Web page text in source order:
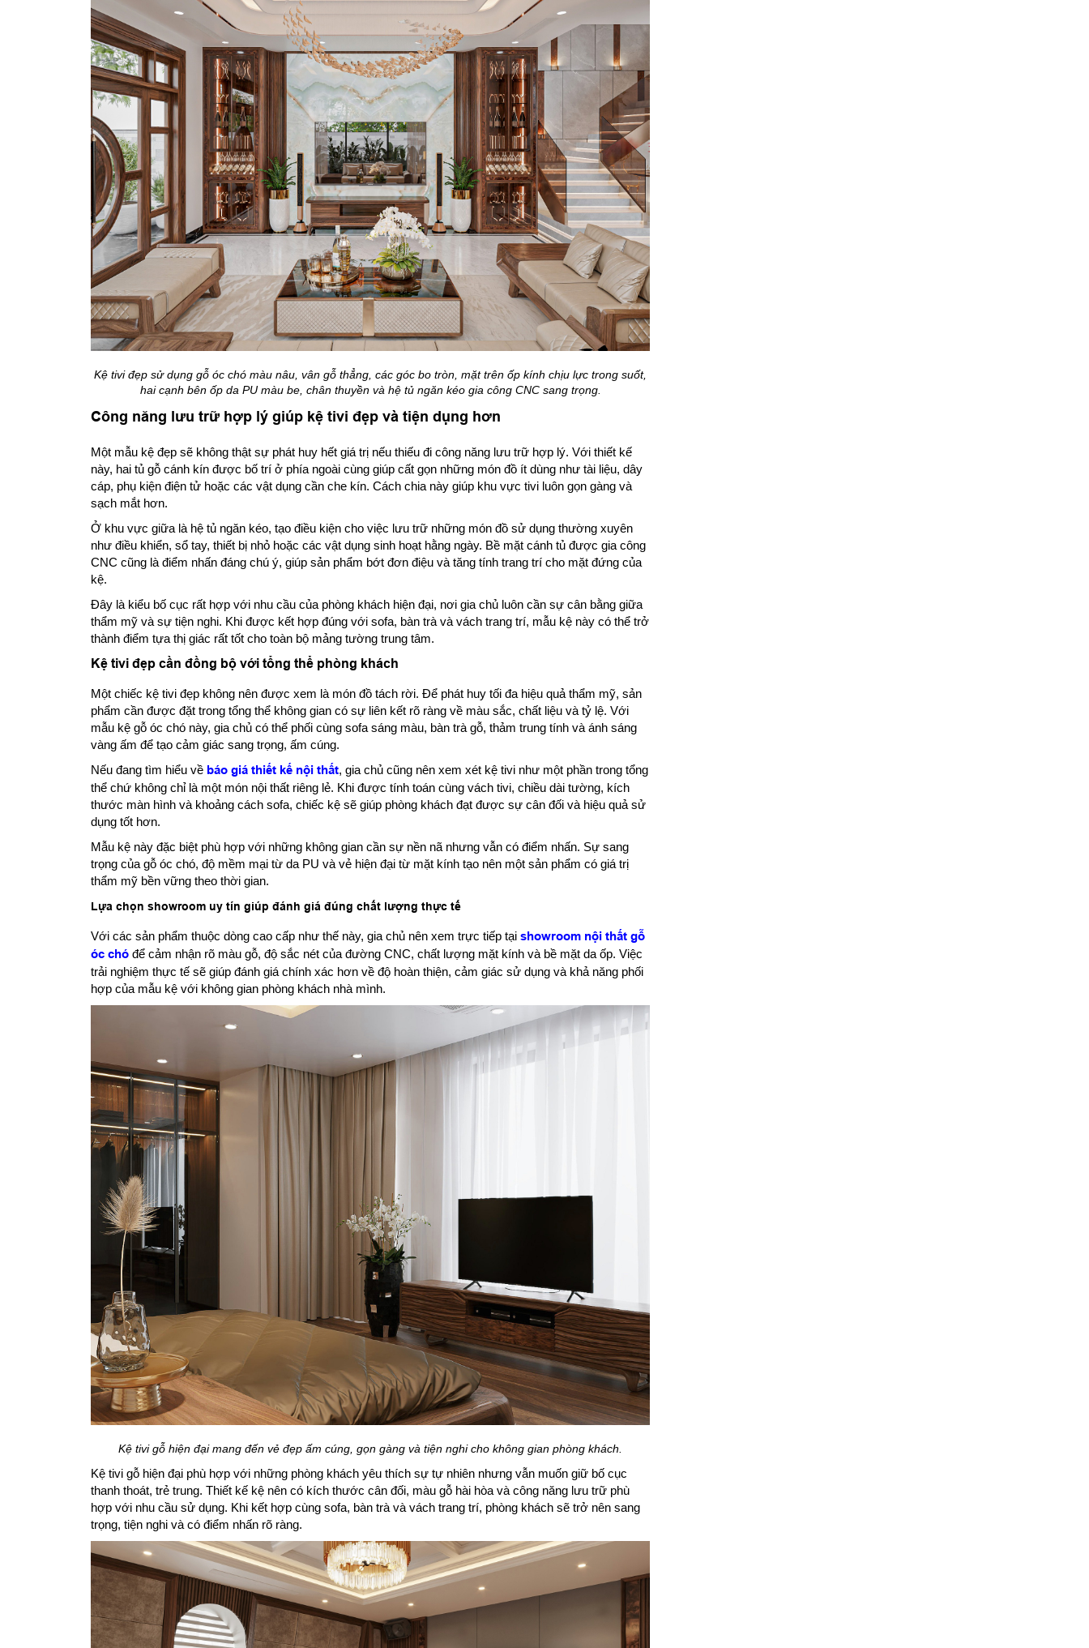
Kệ tivi đẹp sử dụng gỗ óc chó màu nâu, vân gỗ thẳng, các góc bo tròn, mặt trên ốp kính chịu lực trong suốt,
hai cạnh bên ốp da PU màu be, chân thuyền và hệ tủ ngăn kéo gia công CNC sang trọng.
Công năng lưu trữ hợp lý giúp kệ tivi đẹp và tiện dụng hơn
Một mẫu kệ đẹp sẽ không thật sự phát huy hết giá trị nếu thiếu đi công năng lưu trữ hợp lý. Với thiết kế
này, hai tủ gỗ cánh kín được bố trí ở phía ngoài cùng giúp cất gọn những món đồ ít dùng như tài liệu, dây
cáp, phụ kiện điện tử hoặc các vật dụng cần che kín. Cách chia này giúp khu vực tivi luôn gọn gàng và
sạch mắt hơn.
Ở khu vực giữa là hệ tủ ngăn kéo, tạo điều kiện cho việc lưu trữ những món đồ sử dụng thường xuyên
như điều khiển, sổ tay, thiết bị nhỏ hoặc các vật dụng sinh hoạt hằng ngày. Bề mặt cánh tủ được gia công
CNC cũng là điểm nhấn đáng chú ý, giúp sản phẩm bớt đơn điệu và tăng tính trang trí cho mặt đứng của
kệ.
Đây là kiểu bố cục rất hợp với nhu cầu của phòng khách hiện đại, nơi gia chủ luôn cần sự cân bằng giữa
thẩm mỹ và sự tiện nghi. Khi được kết hợp đúng với sofa, bàn trà và vách trang trí, mẫu kệ này có thể trở
thành điểm tựa thị giác rất tốt cho toàn bộ mảng tường trung tâm.
Kệ tivi đẹp cần đồng bộ với tổng thể phòng khách
Một chiếc kệ tivi đẹp không nên được xem là món đồ tách rời. Để phát huy tối đa hiệu quả thẩm mỹ, sản
phẩm cần được đặt trong tổng thể không gian có sự liên kết rõ ràng về màu sắc, chất liệu và tỷ lệ. Với
mẫu kệ gỗ óc chó này, gia chủ có thể phối cùng sofa sáng màu, bàn trà gỗ, thảm trung tính và ánh sáng
vàng ấm để tạo cảm giác sang trọng, ấm cúng.
Nếu đang tìm hiểu về báo giá thiết kế nội thất, gia chủ cũng nên xem xét kệ tivi như một phần trong tổng
thể chứ không chỉ là một món nội thất riêng lẻ. Khi được tính toán cùng vách tivi, chiều dài tường, kích
thước màn hình và khoảng cách sofa, chiếc kệ sẽ giúp phòng khách đạt được sự cân đối và hiệu quả sử
dụng tốt hơn.
Mẫu kệ này đặc biệt phù hợp với những không gian cần sự nền nã nhưng vẫn có điểm nhấn. Sự sang
trọng của gỗ óc chó, độ mềm mại từ da PU và vẻ hiện đại từ mặt kính tạo nên một sản phẩm có giá trị
thẩm mỹ bền vững theo thời gian.
Lựa chọn showroom uy tín giúp đánh giá đúng chất lượng thực tế
Với các sản phẩm thuộc dòng cao cấp như thế này, gia chủ nên xem trực tiếp tại showroom nội thất gỗ
óc chó để cảm nhận rõ màu gỗ, độ sắc nét của đường CNC, chất lượng mặt kính và bề mặt da ốp. Việc
trải nghiệm thực tế sẽ giúp đánh giá chính xác hơn về độ hoàn thiện, cảm giác sử dụng và khả năng phối
hợp của mẫu kệ với không gian phòng khách nhà mình.
Kệ tivi gỗ hiện đại mang đến vẻ đẹp ấm cúng, gọn gàng và tiện nghi cho không gian phòng khách.
Kệ tivi gỗ hiện đại phù hợp với những phòng khách yêu thích sự tự nhiên nhưng vẫn muốn giữ bố cục
thanh thoát, trẻ trung. Thiết kế kệ nên có kích thước cân đối, màu gỗ hài hòa và công năng lưu trữ phù
hợp với nhu cầu sử dụng. Khi kết hợp cùng sofa, bàn trà và vách trang trí, phòng khách sẽ trở nên sang
trọng, tiện nghi và có điểm nhấn rõ ràng.